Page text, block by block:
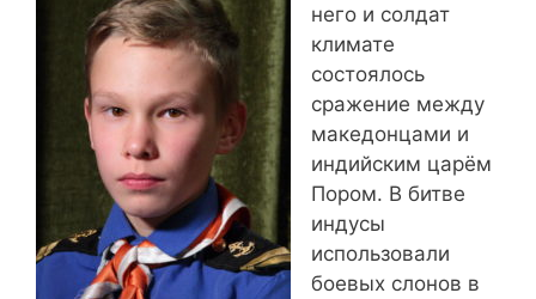
него и солдат
климате
состоялось
сражение между
македонцами и
индийским царём
Пором. В битве
индусы
использовали
боевых слонов в